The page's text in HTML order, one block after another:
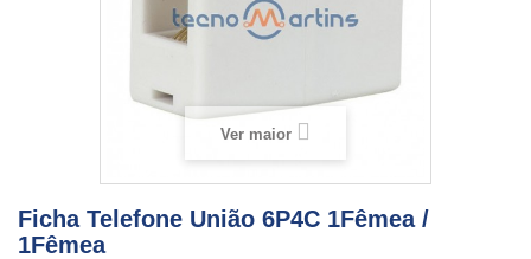
Ver maior
Ficha Telefone União 6P4C 1Fêmea /
1Fêmea